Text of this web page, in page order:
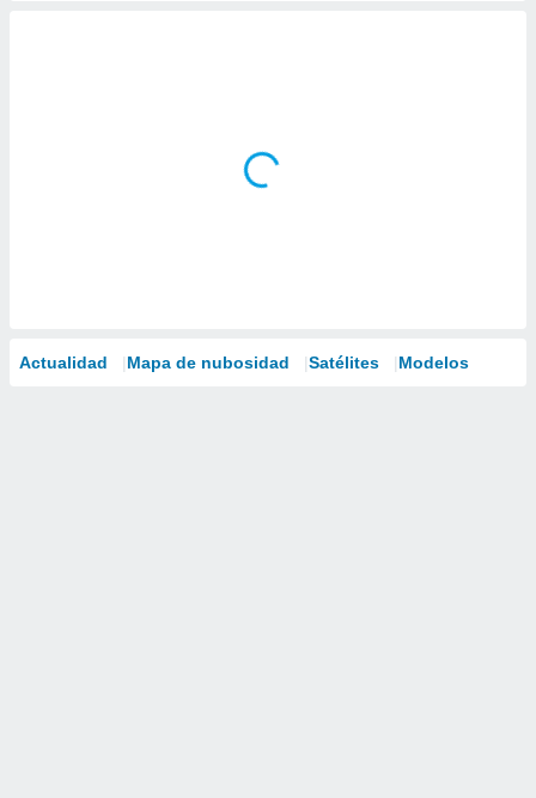
Actualidad Mapa de nubosidad Satélites Modelos